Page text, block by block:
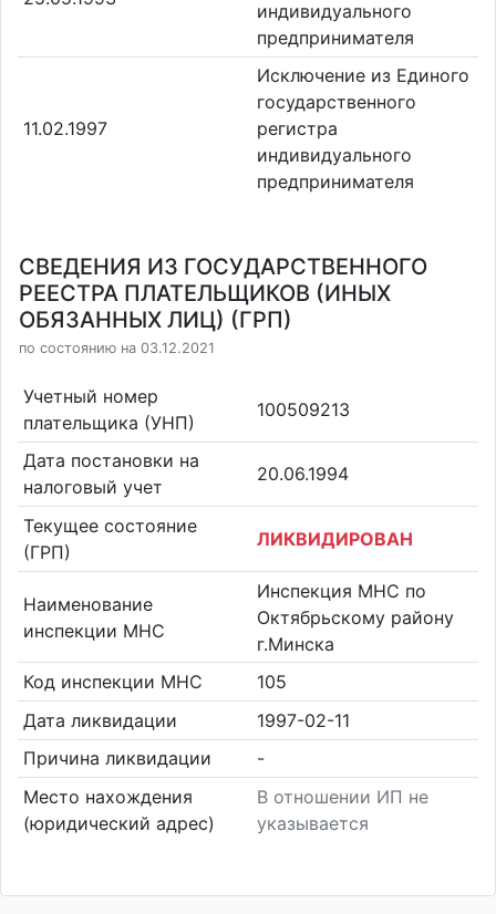
индивидуального
предпринимателя
11.02.1997
Исключение из Единого
государственного
регистра
индивидуального
предпринимателя
СВЕДЕНИЯ ИЗ ГОСУДАРСТВЕННОГО
РЕЕСТРА ПЛАТЕЛЬЩИКОВ (ИНЫХ
ОБЯЗАННЫХ ЛИЦ) (ГРП)
по состоянию на 03.12.2021
Учетный номер
плательщика (УНП)
100509213
Дата постановки на
налоговый учет
20.06.1994
Текущее состояние
(ГРП)
ЛИКВИДИРОВАН
Наименование
инспекции МНС
Инспекция МНС по
Октябрьскому району
г.Минска
Код инспекции МНС
105
Дата ликвидации
1997-02-11
Причина ликвидации
-
Место нахождения
(юридический адрес)
В отношении ИП не
указывается